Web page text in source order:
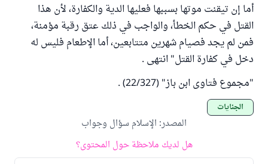
أما إن تيقنت موتها بسببها فعليها الدية والكفارة، لأن هذا
القتل في حكم الخطأ، والواجب في ذلك عتق رقبة مؤمنة،
فمن لم يجد فصيام شهرين متتابعين، أما الإطعام فليس له
دخل في كفارة القتل" انتهى .
"مجموع فتاوى ابن باز" (22/327) .
الجنايات
المصدر: الإسلام سؤال وجواب
هل لديك ملاحظة حول المحتوى؟